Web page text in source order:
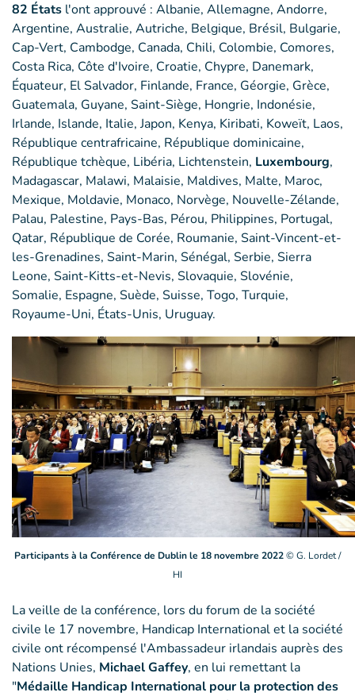
82 États l'ont approuvé : Albanie, Allemagne, Andorre,
Argentine, Australie, Autriche, Belgique, Brésil, Bulgarie,
Cap-Vert, Cambodge, Canada, Chili, Colombie, Comores,
Costa Rica, Côte d'Ivoire, Croatie, Chypre, Danemark,
Équateur, El Salvador, Finlande, France, Géorgie, Grèce,
Guatemala, Guyane, Saint-Siège, Hongrie, Indonésie,
Irlande, Islande, Italie, Japon, Kenya, Kiribati, Koweït, Laos,
République centrafricaine, République dominicaine,
République tchèque, Libéria, Lichtenstein, Luxembourg,
Madagascar, Malawi, Malaisie, Maldives, Malte, Maroc,
Mexique, Moldavie, Monaco, Norvège, Nouvelle-Zélande,
Palau, Palestine, Pays-Bas, Pérou, Philippines, Portugal,
Qatar, République de Corée, Roumanie, Saint-Vincent-et-
les-Grenadines, Saint-Marin, Sénégal, Serbie, Sierra
Leone, Saint-Kitts-et-Nevis, Slovaquie, Slovénie,
Somalie, Espagne, Suède, Suisse, Togo, Turquie,
Royaume-Uni, États-Unis, Uruguay.
Participants à la Conférence de Dublin le 18 novembre 2022© G. Lordet /
HI
La veille de la conférence, lors du forum de la société
civile le 17 novembre, Handicap International et la société
civile ont récompensé l'Ambassadeur irlandais auprès des
Nations Unies, Michael Gaffey, en lui remettant la
"Médaille Handicap International pour la protection des